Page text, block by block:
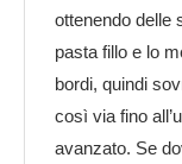
ottenendo delle
pasta fillo e lo
bordi, quindi
così via fino
avanzato. Se